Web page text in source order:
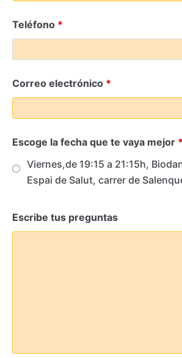
Teléfono *
Correo electrónico *
Escoge la fecha que te vaya mejor *
Viernes,de 19:15 a 21:15h,
Espai de Salut, carrer de
Escribe tus preguntas